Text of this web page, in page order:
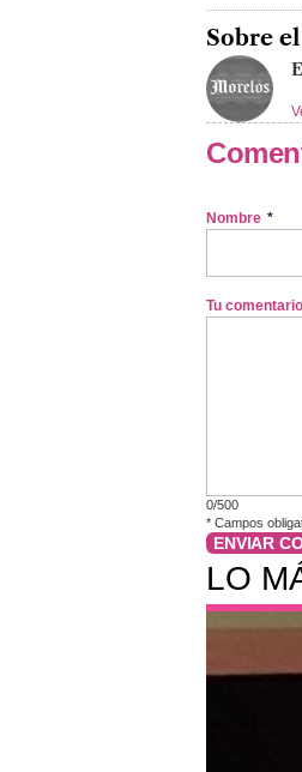
Sobre
Nombre *
Tu comentario
0/500
* Campos
ENVIAR
LO